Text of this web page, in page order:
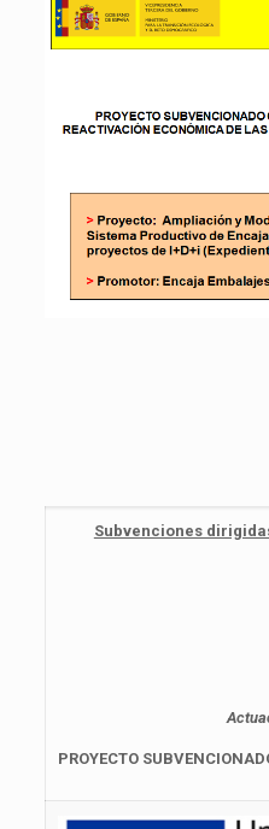
Subvenciones
PROYECTO